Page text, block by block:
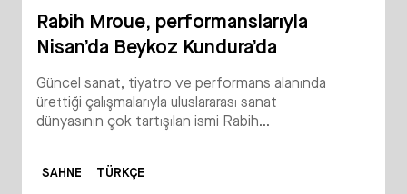
Rabih Mroue, performanslarıyla
Nisan’da Beykoz Kundura’da
Güncel sanat, tiyatro ve performans alanında
ürettiği çalışmalarıyla uluslararası sanat
dünyasının çok tartışılan ismi Rabih...
SAHNE TÜRKÇE